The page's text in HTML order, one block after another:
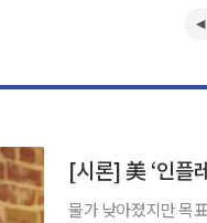
[시론] 美 ‘인플
물가 낮아졌지만 목